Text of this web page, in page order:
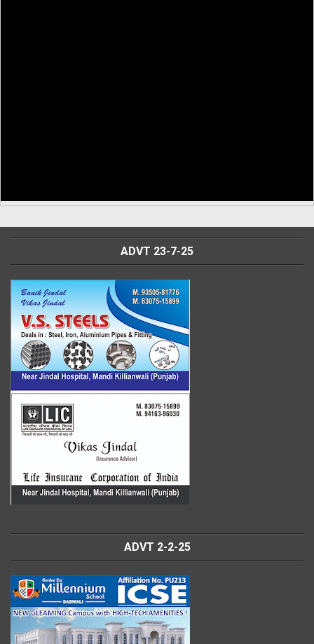
ADVT 23-7-25
ADVT 2-2-25